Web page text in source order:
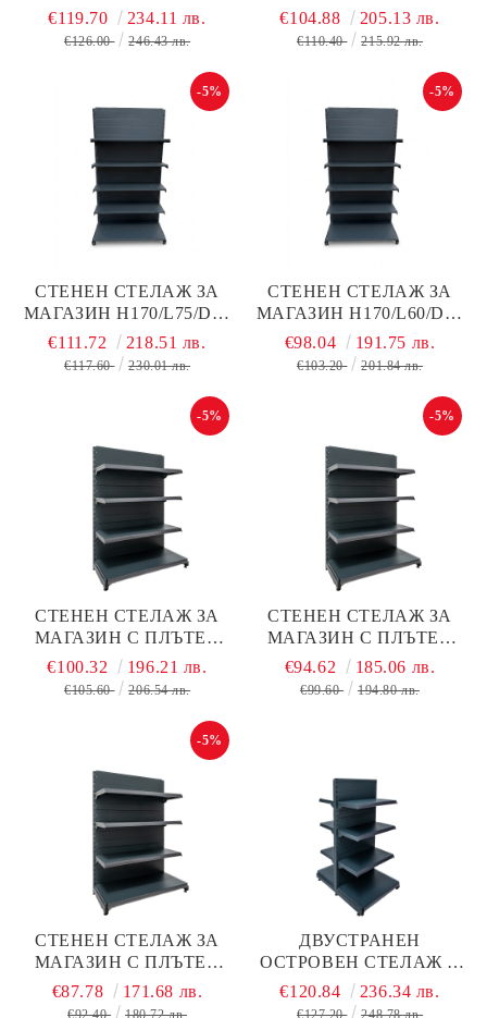
СМ + 4 РАФТА ПО D40 С
ПЛЪТЕН ГРЪБ, ТЪМНО
€119.70 234.11 лв.
€126.00 246.43 лв.
СМ + 4 РАФТА ПО D30
СМ С ПЛЪТЕН ГРЪБ ,
€104.88 205.13 лв.
€110.40 215.92 лв.
СТЕНЕН СТЕЛАЖ ЗА
МАГАЗИН Н170/L75/D40
СМ + 4 РАФТА ПО D40
СМ С ПЛЪТЕН ГРЪБ,
-5%
€111.72 218.51 лв.
€117.60 230.01 лв.
СТЕНЕН СТЕЛАЖ ЗА
МАГАЗИН Н170/L60/D40
СМ + 4 РАФТА ПО D30
СМ С ПЛЪТЕН ГРЪБ,
-5%
€98.04 191.75 лв.
€103.20 201.84 лв.
СТЕНЕН СТЕЛАЖ ЗА
МАГАЗИН С ПЛЪТЕН
ГРЪБ Н130/L90/D40 СМ +
3 РАФТА, ТЪМНО СИВ
-5%
€100.32 196.21 лв.
€105.60 206.54 лв.
СТЕНЕН СТЕЛАЖ ЗА
МАГАЗИН С ПЛЪТЕН
ГРЪБ Н130/L75/D40 СМ +
3 РАФТА, ТЪМНО СИВ
-5%
€94.62 185.06 лв.
€99.60 194.80 лв.
СТЕНЕН СТЕЛАЖ ЗА
МАГАЗИН С ПЛЪТЕН
ГРЪБ Н130/L60/D40 СМ +
3 РАФТА, ТЪМНО СИВ
-5%
€87.78 171.68 лв.
ДВУСТРАНЕН
ОСТРОВЕН СТЕЛАЖ С
ПЛЪТЕН ГРЪБ Н1300 ММ
ТЪМНО СИВ МАТ
€120.84 236.34 лв.